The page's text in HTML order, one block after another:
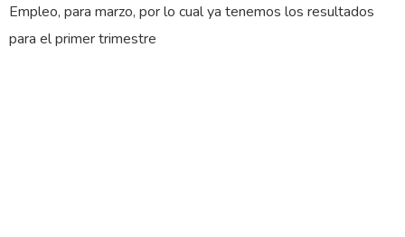
Empleo, para marzo, por lo cual ya tenemos los resultados
para el primer trimestre